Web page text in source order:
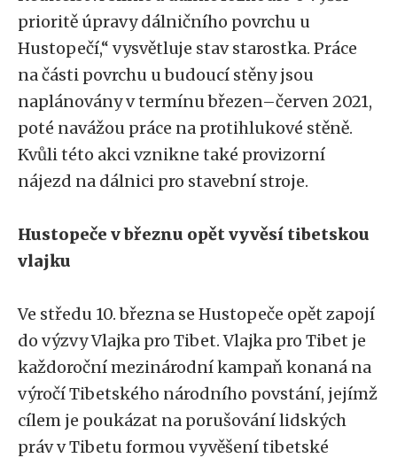
prioritě úpravy dálničního povrchu u
Hustopečí,“ vysvětluje stav starostka. Práce
na části povrchu u budoucí stěny jsou
naplánovány v termínu březen–červen 2021,
poté navážou práce na protihlukové stěně.
Kvůli této akci vznikne také provizorní
nájezd na dálnici pro stavební stroje.
Hustopeče v březnu opět vyvěsí tibetskou
vlajku
Ve středu 10. března se Hustopeče opět zapojí
do výzvy Vlajka pro Tibet. Vlajka pro Tibet je
každoroční mezinárodní kampaň konaná na
výročí Tibetského národního povstání, jejímž
cílem je poukázat na porušování lidských
práv v Tibetu formou vyvěšení tibetské